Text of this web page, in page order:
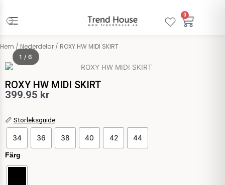
innehåll
0
Hem / Nederdelar / ROXY HW MIDI SKIRT
1 / 6
ROXY HW MIDI SKIRT
399.95 kr
📏 Storleksguide
34 36 38 40 42 44
Färg
ROXY
HW
MIDI
SKIRT
mängd